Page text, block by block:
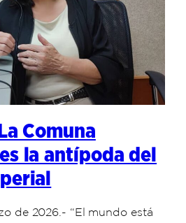
Comuna
la antípoda del
de 2026.- “El mundo está